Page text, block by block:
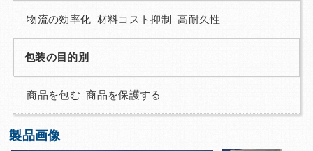
物流の効率化 材料コスト抑制 高耐久性
包装の目的別
商品を包む 商品を保護する
製品画像